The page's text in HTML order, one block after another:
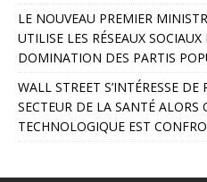
e
:
LE NOUVEAU PREMIER
UTILISE LES RÉSEAUX
DOMINATION DES PARTIS
WALL STREET S’INTÉRESSE DE
SECTEUR DE LA SANTÉ ALORS
TECHNOLOGIQUE EST